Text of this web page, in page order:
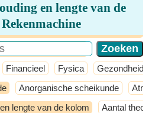
en lengte van de
Financieel Fysica Gezondheid
Anorganische scheikunde
lengte van de kolom Aantal